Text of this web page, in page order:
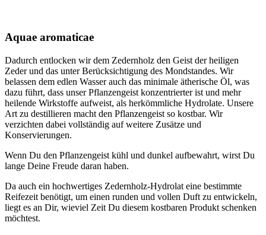
Aquae aromaticae
Dadurch entlocken wir dem Zedernholz den Geist der heiligen
Zeder und das unter Berücksichtigung des Mondstandes. Wir
belassen dem edlen Wasser auch das minimale ätherische Öl, was
dazu führt, dass unser Pflanzengeist konzentrierter ist und mehr
heilende Wirkstoffe aufweist, als herkömmliche Hydrolate. Unsere
Art zu destillieren macht den Pflanzengeist so kostbar. Wir
verzichten dabei vollständig auf weitere Zusätze und
Konservierungen.
Wenn Du den Pflanzengeist kühl und dunkel aufbewahrt, wirst Du
lange Deine Freude daran haben.
Da auch ein hochwertiges Zedernholz-Hydrolat eine bestimmte
Reifezeit benötigt, um einen runden und vollen Duft zu entwickeln,
liegt es an Dir, wieviel Zeit Du diesem kostbaren Produkt schenken
möchtest.